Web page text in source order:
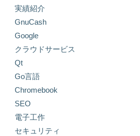
実績紹介
GnuCash
Google
クラウドサービス
Qt
Go言語
Chromebook
SEO
電子工作
セキュリティ